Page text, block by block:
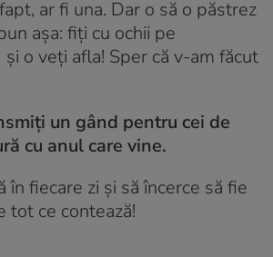
ar fi una. Dar o să o păstrez
așa: fiți cu ochii pe
și o veți afla! Sper că v-am făcut
un gând pentru cei de
cu anul care vine.
în fiecare zi și să încerce să fie
tot ce contează!